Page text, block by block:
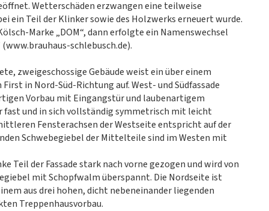
Wetterschäden erzwangen eine teilweise
ein Teil der Klinker sowie des Holzwerks erneuert wurde.
Marke „DOM“, dann erfolgte ein Namenswechsel
(www.brauhaus-schlebusch.de).
zweigeschossige Gebäude weist ein über einem
in Nord-Süd-Richtung auf. West- und Südfassade
Vorbau mit Eingangstür und laubenartigem
fast und in sich vollständig symmetrisch mit leicht
Fensterachsen der Westseite entspricht auf der
Schwebegiebel der Mittelteile sind im Westen mit
Teil der Fassade stark nach vorne gezogen und wird von
mit Schopfwalm überspannt. Die Nordseite ist
aus drei hohen, dicht nebeneinander liegenden
Treppenhausvorbau.